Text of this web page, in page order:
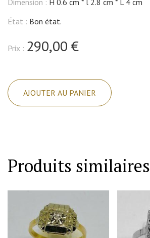
État : Bon état.
Prix : 290,00 €
de
Broche
°
stylisées,
AJOUTER AU PANIER
Produits similaires